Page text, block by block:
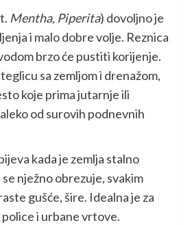
Mentha, Piperita) dovoljno je
i malo dobre volje. Reznica
brzo će pustiti korijenje.
sa zemljom i drenažom,
koje prima jutarnje ili
od surovih podnevnih
kada je zemlja stalno
se nježno obrezuje, svakim
gušće, šire. Idealna je za
i urbane vrtove.